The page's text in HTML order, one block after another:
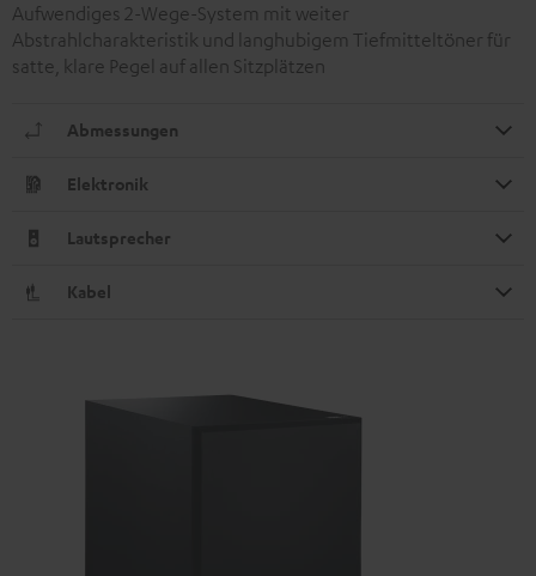
Aufwendiges 2-Wege-System mit weiter
Abstrahlcharakteristik und langhubigem Tiefmitteltöner für
satte, klare Pegel auf allen Sitzplätzen
Abmessungen
Elektronik
Lautsprecher
Kabel